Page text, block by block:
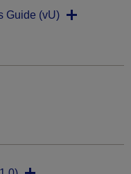
Guide (vU)